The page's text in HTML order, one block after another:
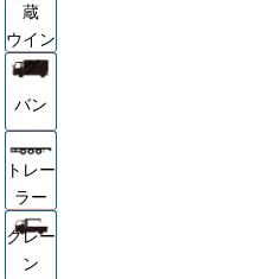
蔵
ウイン
グ
バン
トレー
ラー
クレー
ン